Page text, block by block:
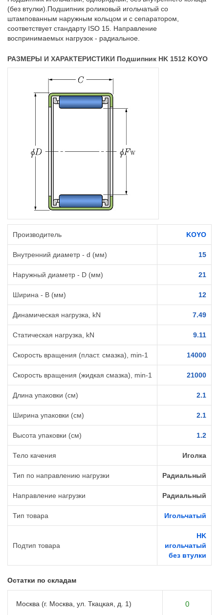
(без втулки).Подшипник роликовый игольчатый со
штампованным наружным кольцом и с сепаратором,
соответствует стандарту ISO 15. Направление
воспринимаемых нагрузок - радиальное.
РАЗМЕРЫ И ХАРАКТЕРИСТИКИ Подшипник HK 1512 KOYO
Производитель KOYO
Внутренний диаметр - d (мм) 15
Наружный диаметр - D (мм) 21
Ширина - B (мм) 12
Динамическая нагрузка, kN 7.49
Статическая нагрузка, kN 9.11
Скорость вращения (пласт. смазка), min-1 14000
Скорость вращения (жидкая смазка), min-1 21000
Длина упаковки (см) 2.1
Ширина упаковки (см) 2.1
Высота упаковки (см) 1.2
Тело качения Иголка
Тип по направлению нагрузки Радиальный
Направление нагрузки Радиальный
Тип товара Игольчатый
Подтип товара
HK
игольчатый
без втулки
Остатки по складам
Москва (г. Москва, ул. Ткацкая, д. 1) 0